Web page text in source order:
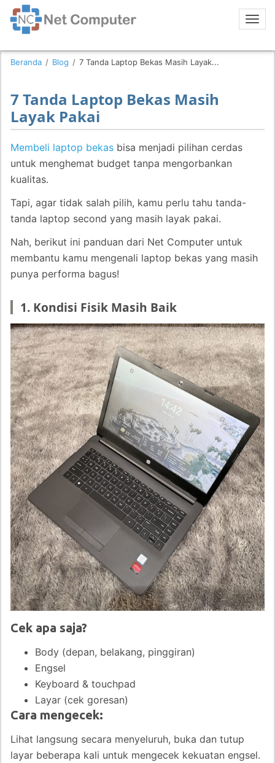
Beranda / Blog / 7 Tanda Laptop Bekas Masih Layak...
7 Tanda Laptop Bekas Masih
Layak Pakai
Membeli laptop bekas bisa menjadi pilihan cerdas
untuk menghemat budget tanpa mengorbankan
kualitas.
Tapi, agar tidak salah pilih, kamu perlu tahu tanda-
tanda laptop second yang masih layak pakai.
Nah, berikut ini panduan dari Net Computer untuk
membantu kamu mengenali laptop bekas yang masih
punya performa bagus!
1. Kondisi Fisik Masih Baik
Cek apa saja?
Body (depan, belakang, pinggiran)
Engsel
Keyboard & touchpad
Layar (cek goresan)
Cara mengecek:
Lihat langsung secara menyeluruh, buka dan tutup
layar beberapa kali untuk mengecek kekuatan engsel.